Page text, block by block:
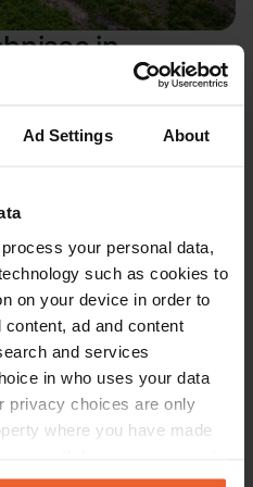
Ad Settings About
process your personal data,
such as cookies to
on your device in order to
ad and content
and services
in who uses your data
privacy choices are only
where you have made
or by clicking on
in
auf ein
Vestland vor! Probieren
Gerichte wie gegrillten
knusprigen Fisch mit
Aromen der
während Sie den
Landschaften